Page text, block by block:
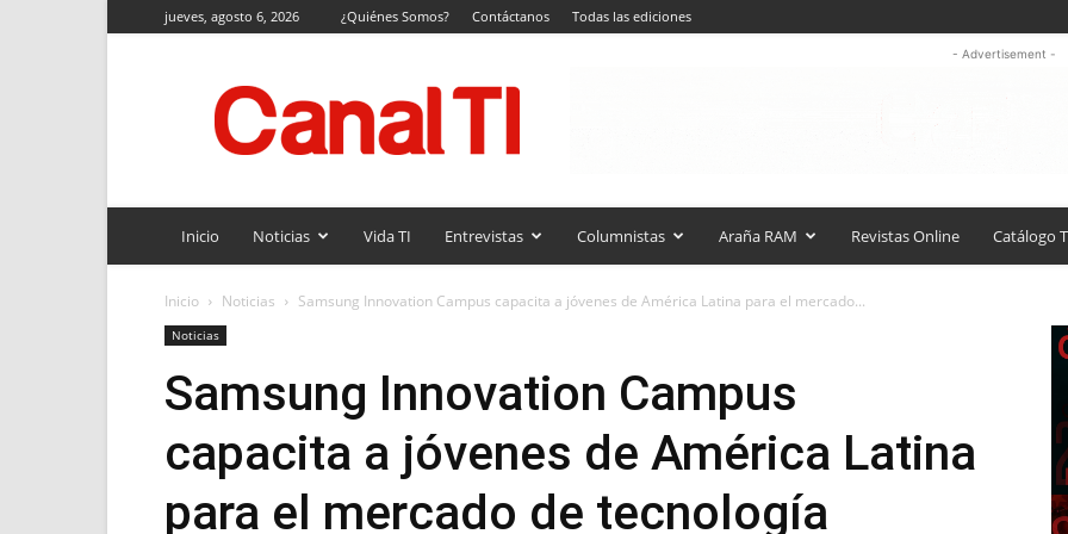
jueves, agosto 6, 2026 ¿Quiénes Somos? Contáctanos Todas las ediciones
TI
- Advertisement -
Inicio Noticias Vida TI Entrevistas Columnistas Araña RAM Revistas Online Catálogo
Inicio Noticias Samsung Innovation Campus capacita a jóvenes de América Latina para el mercado...
Noticias
Samsung Innovation Campus
capacita a jóvenes de América Latina
para el mercado de tecnología